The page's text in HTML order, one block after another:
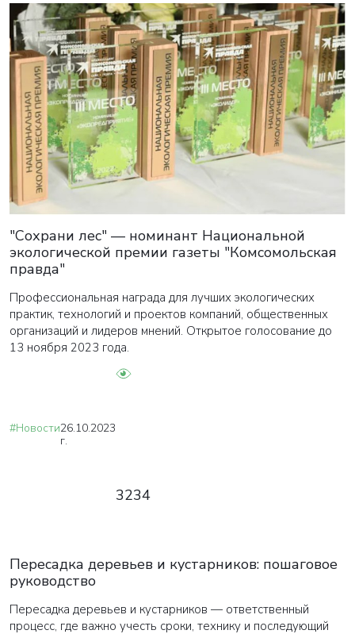
"Сохрани лес" — номинант Национальной
экологической премии газеты "Комсомольская
правда"
Профессиональная награда для лучших экологических
практик, технологий и проектов компаний, общественных
организаций и лидеров мнений. Открытое голосование до
13 ноября 2023 года.
#Новости26.10.2023
г.
3234
Пересадка деревьев и кустарников: пошаговое
руководство
Пересадка деревьев и кустарников — ответственный
процесс, где важно учесть сроки, технику и последующий